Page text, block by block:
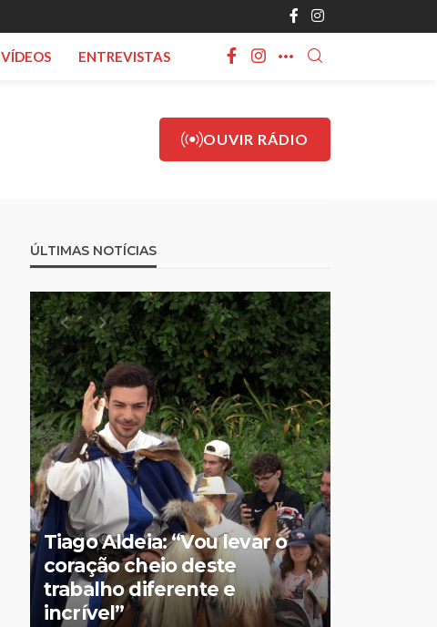
VÍDEOS ENTREVISTAS
OUVIR RÁDIO
ÚLTIMAS NOTÍCIAS
Tiago Aldeia: “Vou levar o
coração cheio deste
trabalho diferente e
incrível”